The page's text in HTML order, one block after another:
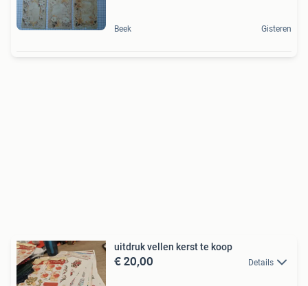
Beek Gisteren
uitdruk vellen kerst te koop
€ 20,00 Details